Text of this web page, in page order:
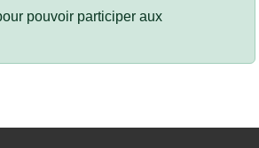
pouvoir participer aux